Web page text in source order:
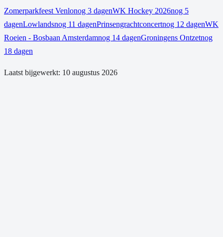
Zomerparkfeest Venlonog 3 dagenWK Hockey 2026nog 5
dagenLowlandsnog 11 dagenPrinsengrachtconcertnog 12 dagenWK
Roeien - Bosbaan Amsterdamnog 14 dagenGroningens Ontzetnog
18 dagen
Laatst bijgewerkt: 10 augustus 2026